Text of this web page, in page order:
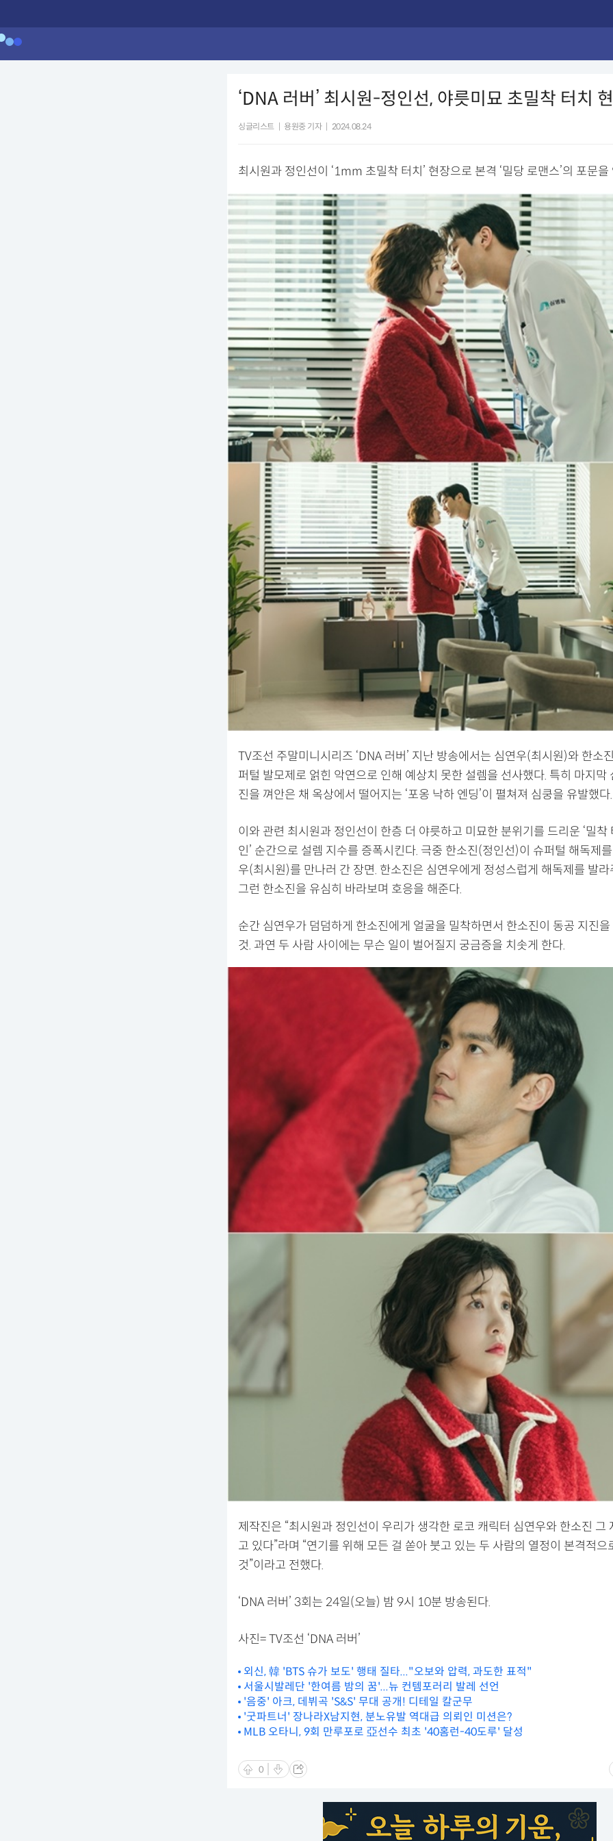
‘DNA 러버’ 최시원-정인선, 야릇미묘 초밀착 터치
싱글리스트 용원중 기자 2024.08.24
최시원과 정인선이 ‘1mm 초밀착 터치’ 현장으로 본격 ‘밀당 로맨스’의 포문을
TV조선 주말미니시리즈 ‘DNA 러버’ 지난 방송에서는 심연우(최시원)와 한소
퍼털 발모제로 얽힌 악연으로 인해 예상치 못한 설렘을 선사했다. 특히 마지막
진을 껴안은 채 옥상에서 떨어지는 ‘포옹 낙하 엔딩’이 펼쳐져 심쿵을 유발했다.
이와 관련 최시원과 정인선이 한층 더 야릇하고 미묘한 분위기를 드리운 ‘밀착
인’ 순간으로 설렘 지수를 증폭시킨다. 극중 한소진(정인선)이 슈퍼털 해독제
우(최시원)를 만나러 간 장면. 한소진은 심연우에게 정성스럽게 해독제를 발
그런 한소진을 유심히 바라보며 호응을 해준다.
순간 심연우가 덤덤하게 한소진에게 얼굴을 밀착하면서 한소진이 동공 지진
것. 과연 두 사람 사이에는 무슨 일이 벌어질지 궁금증을 치솟게 한다.
제작진은 “최시원과 정인선이 우리가 생각한 로코 캐릭터 심연우와 한소진 그
고 있다”라며 “연기를 위해 모든 걸 쏟아 붓고 있는 두 사람의 열정이 본격적으
것”이라고 전했다.
‘DNA 러버’ 3회는 24일(오늘) 밤 9시 10분 방송된다.
사진= TV조선 ‘DNA 러버’
외신, 韓 'BTS 슈가 보도' 행태 질타..."오보와 압력, 과도한 표적"
서울시발레단 '한여름 밤의 꿈'...뉴 컨템포러리 발레 선언
'음중' 아크, 데뷔곡 'S&S' 무대 공개! 디테일 칼군무
'굿파트너' 장나라X남지현, 분노유발 역대급 의뢰인 미션은?
MLB 오타니, 9회 만루포로 亞선수 최초 '40홈런-40도루' 달성
0